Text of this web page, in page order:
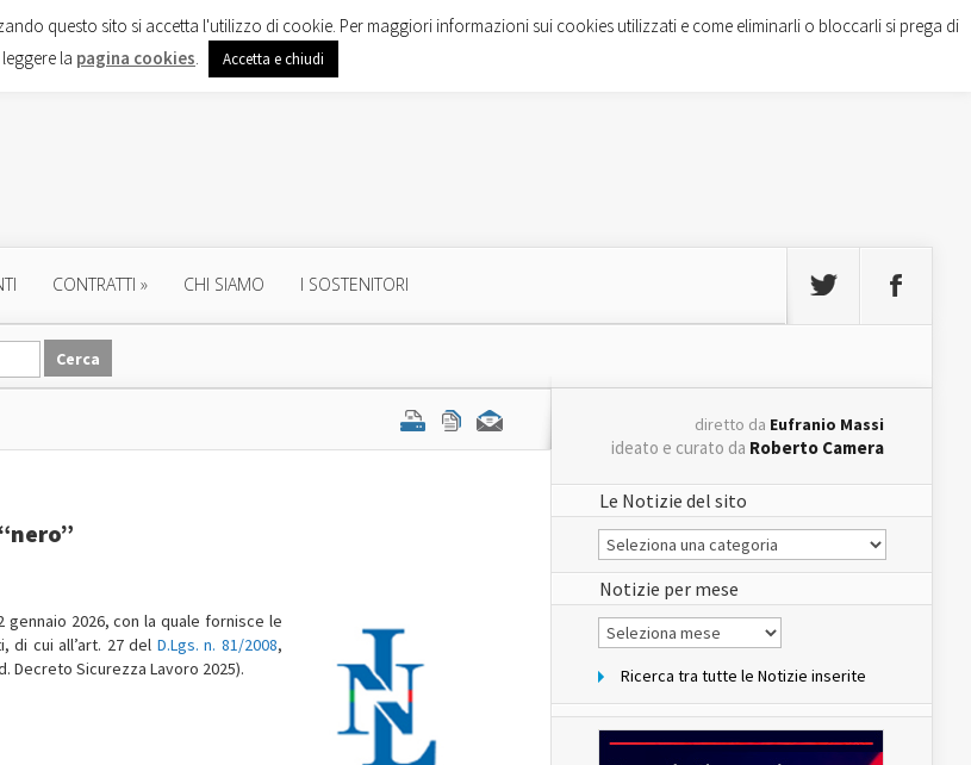
CONTRATTI » CHI SIAMO I SOSTENITORI
gennaio 2026, con la quale fornisce le
di cui all’art. 27 del D.Lgs. n. 81/2008,
Decreto Sicurezza Lavoro 2025).
diretto da Eufranio Massi
ideato e curato da Roberto Camera
Le Notizie del sito
Le
Notizie
del
sito
Notizie per mese
Notizie
per
Ricerca tra tutte le Notizie inserite
questo sito si accetta l'utilizzo di cookie. Per maggiori informazioni sui cookies utilizzati e come eliminarli o bloccarli si prega di
leggere la pagina cookies. Accetta e chiudi